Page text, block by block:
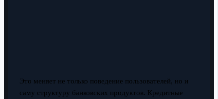
Это меняет не только поведение пользователей, но и
саму структуру банковских продуктов. Кредитные